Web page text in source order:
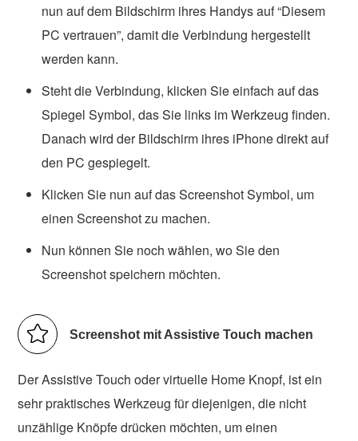
nun auf dem Bildschirm ihres Handys auf “Diesem
PC vertrauen”, damit die Verbindung hergestellt
werden kann.
Steht die Verbindung, klicken Sie einfach auf das
Spiegel Symbol, das Sie links im Werkzeug finden.
Danach wird der Bildschirm ihres iPhone direkt auf
den PC gespiegelt.
Klicken Sie nun auf das Screenshot Symbol, um
einen Screenshot zu machen.
Nun können Sie noch wählen, wo Sie den
Screenshot speichern möchten.
Screenshot mit Assistive Touch machen
Der Assistive Touch oder virtuelle Home Knopf, ist ein
sehr praktisches Werkzeug für diejenigen, die nicht
unzählige Knöpfe drücken möchten, um einen